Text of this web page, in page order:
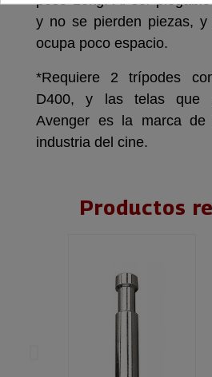
y no se pierden piezas, y
ocupa poco espacio.
*Requiere 2 trípodes
D400, y las telas que
Avenger es la marca de
industria del cine.
Productos